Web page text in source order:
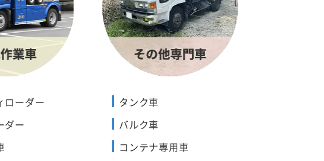
ローダー
ダー
タンク車
バルク車
コンテナ専用車